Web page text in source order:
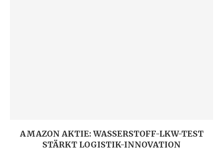
AMAZON AKTIE: WASSERSTOFF-LKW-TEST
STÄRKT LOGISTIK-INNOVATION